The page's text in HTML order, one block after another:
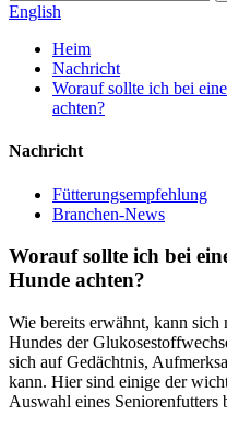
English
Heim
Nachricht
Worauf sollte ich bei
achten?
Nachricht
Fütterungsempfehlung
Branchen-News
Worauf sollte ich bei
Hunde achten?
Wie bereits erwähnt, kann
Hundes der
sich auf Gedächtnis,
kann. Hier sind einige der
Auswahl eines Seniorenfutters